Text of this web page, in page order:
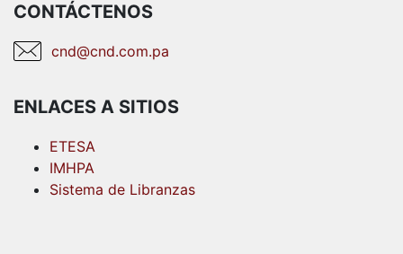
CONTÁCTENOS
cnd@cnd.com.pa
ENLACES A SITIOS
ETESA
IMHPA
Sistema de Libranzas